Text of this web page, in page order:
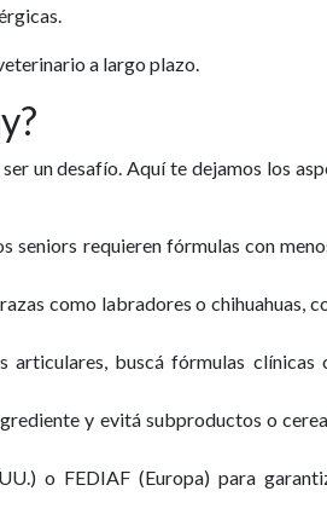
a largo plazo.
un desafío. Aquí te dejamos los
seniors requieren fórmulas con
como labradores o chihuahuas,
buscá fórmulas clínicas
y evitá subproductos o
o FEDIAF(Europa) para